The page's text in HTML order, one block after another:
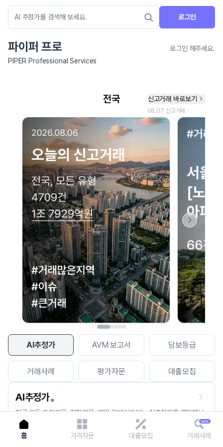
로그인
파이퍼 프로
로그인 해주세요.
PIPER Professional Services
AI추정가 AVM 보고서 담보등급
거래사례 평가자문 대출모집
AI추정가
전국 모든 토지건물, 집합건물, 매월 업데이트되는 AI추정가를 경험해보
세요.
네이버 지도 연결 안내
현재 네이버 지도 연결이 원활하지 않아 지도를 불러올 수 없습니다.
이용에 불편을 드려 죄송합니다.
다시 시도
홈 가격자문 대출모집 거래사례